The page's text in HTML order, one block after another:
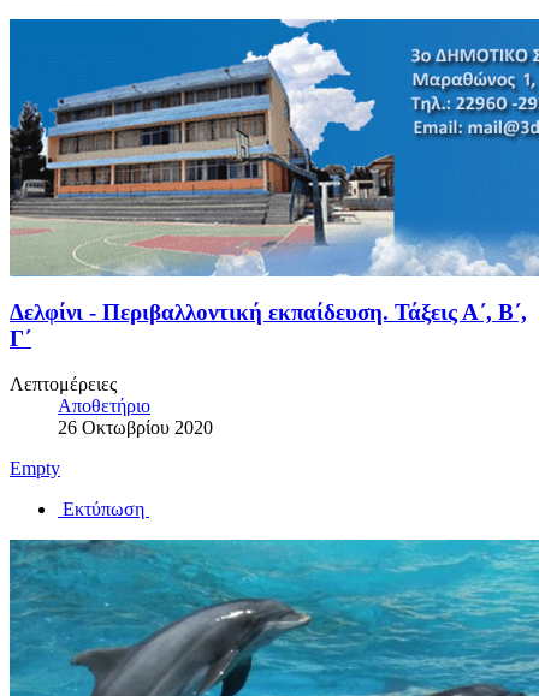
Δελφίνι - Περιβαλλοντική εκπαίδευση. Τάξεις Α΄, Β΄,
Γ΄
Λεπτομέρειες
Αποθετήριο
26 Οκτωβρίου 2020
Empty
Εκτύπωση